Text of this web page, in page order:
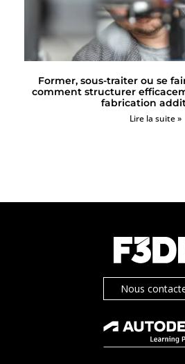
Former, sous-traiter ou se
comment structurer
fabrication
Lire la suite »
Nous